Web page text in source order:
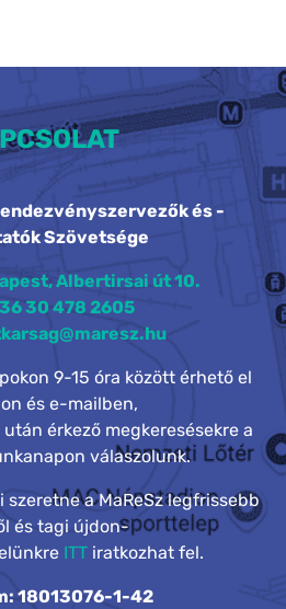
és -
Szövetsége
Albertirsai út 10.
30 478 2605
9-15 óra között érhető el
és e-mailben,
érkező megkeresésekre a
válaszolunk.
a MaReSz legfrissebb
és tagi újdon-
ITTiratkozhat fel.
18013076-1-42